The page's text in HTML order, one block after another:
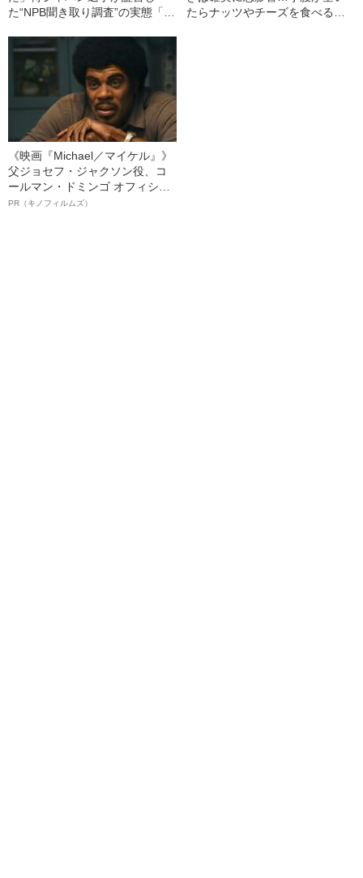
た“NPB聞き取り調査”の実態「選
たらナッツやチーズを食べる人
《映画『Michael／マイケル』》
父ジョセフ・ジャクソン役、コ
ールマン・ドミンゴ オフィシャ
ルインタビュー“観客を魅了した
PR（キノフィルムズ）